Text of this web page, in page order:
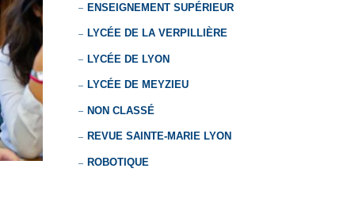
ENSEIGNEMENT SUPÉRIEUR
LYCÉE DE LA VERPILLIÈRE
LYCÉE DE LYON
LYCÉE DE MEYZIEU
NON CLASSÉ
REVUE SAINTE-MARIE LYON
ROBOTIQUE